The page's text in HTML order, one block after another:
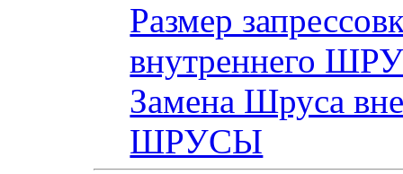
Размер
внутреннего
Замена Шруса
ШРУСЫ